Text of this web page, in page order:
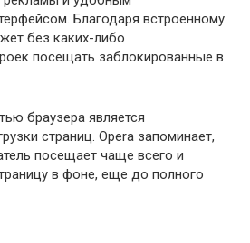
Благодаря встроенному
без каких-либо
посещать заблокированные в
браузера является
страниц. Opera запоминает,
посещает чаще всего и
в фоне, еще до полного